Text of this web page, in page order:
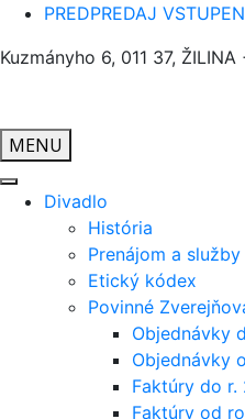
PREDPREDAJ
Kuzmányho 6, 011 37, ŽILINA
MENU
Divadlo
História
Prenájom a služby
Etický kódex
Povinné
Objednávky
Objednávky
Faktúry do r.
Faktúry od